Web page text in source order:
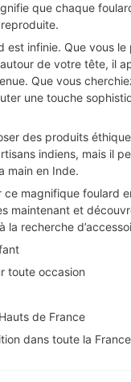
que chaque
est infinie. Que vous
de votre tête, il
Que vous
une touche
des produits
indiens, mais il
main en Inde.
ce magnifique foulard
maintenant et
la recherche
toute occasion
de France
dans toute la